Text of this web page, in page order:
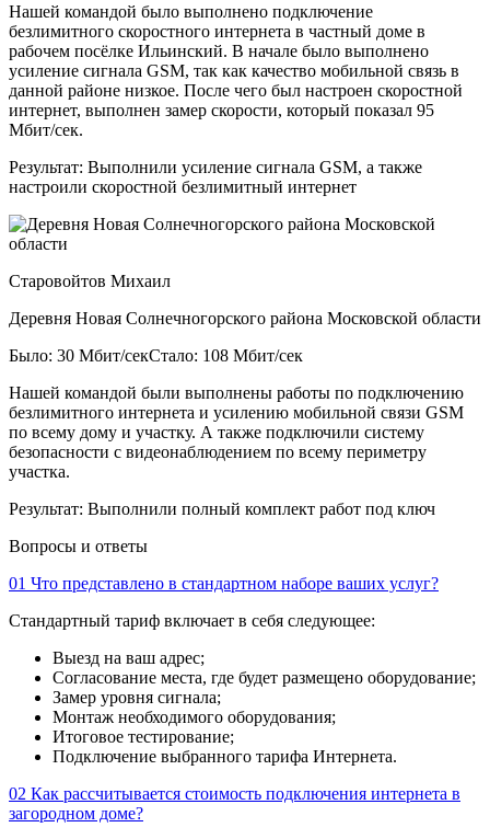
Нашей командой было выполнено подключение
безлимитного скоростного интернета в частный доме в
рабочем посёлке Ильинский. В начале было выполнено
усиление сигнала GSM, так как качество мобильной связь в
данной районе низкое. После чего был настроен скоростной
интернет, выполнен замер скорости, который показал 95
Мбит/сек.
Результат: Выполнили усиление сигнала GSM, а также
настроили скоростной безлимитный интернет
Старовойтов Михаил
Деревня Новая Солнечногорского района Московской области
Было: 30 Мбит/секСтало: 108 Мбит/сек
Нашей командой были выполнены работы по подключению
безлимитного интернета и усилению мобильной связи GSM
по всему дому и участку. А также подключили систему
безопасности с видеонаблюдением по всему периметру
участка.
Результат: Выполнили полный комплект работ под ключ
Вопросы и ответы
01 Что представлено в стандартном наборе ваших услуг?
Стандартный тариф включает в себя следующее:
Выезд на ваш адрес;
Согласование места, где будет размещено оборудование;
Замер уровня сигнала;
Монтаж необходимого оборудования;
Итоговое тестирование;
Подключение выбранного тарифа Интернета.
02 Как рассчитывается стоимость подключения интернета в
загородном доме?